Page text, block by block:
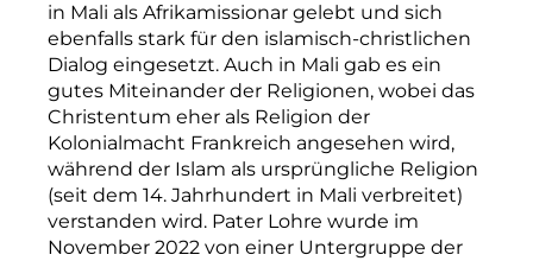
in Mali als Afrikamissionar gelebt und sich
ebenfalls stark für den islamisch-christlichen
Dialog eingesetzt. Auch in Mali gab es ein
gutes Miteinander der Religionen, wobei das
Christentum eher als Religion der
Kolonialmacht Frankreich angesehen wird,
während der Islam als ursprüngliche Religion
(seit dem 14. Jahrhundert in Mali verbreitet)
verstanden wird. Pater Lohre wurde im
November 2022 von einer Untergruppe der